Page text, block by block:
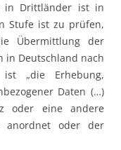
in Drittländer ist in
Stufe ist zu prüfen,
Übermittlung der
in Deutschland nach
„die Erhebung,
Daten (…)
oder eine andere
anordnet oder der